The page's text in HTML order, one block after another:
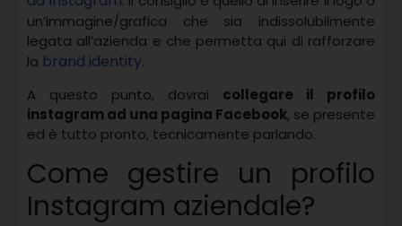
un’immagine/grafica che sia indissolubilmente
legata all’azienda e che permetta qui di rafforzare
la brand identity.
A questo punto, dovrai collegare il profilo
instagram ad una pagina Facebook, se presente
ed è tutto pronto, tecnicamente parlando.
Come gestire un profilo
Instagram aziendale?